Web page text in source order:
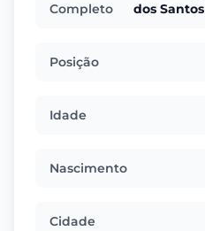
Completo
dos Santos
Posição
Idade
Nascimento
Cidade